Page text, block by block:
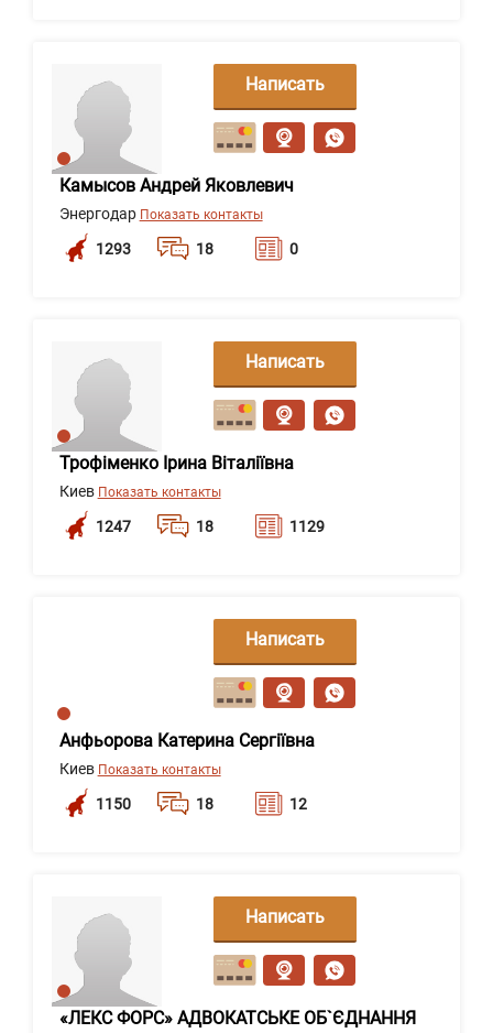
Камысов Андрей Яковлевич
Энергодар Показать контакты
1293 18 0
Написать
сообщение
Трофіменко Ірина Віталіївна
Киев Показать контакты
1247 18 1129
Написать
сообщение
Анфьорова Катерина Сергіївна
Киев Показать контакты
1150 18 12
Написать
сообщение
«ЛЕКС ФОРС» АДВОКАТСЬКЕ ОБ`ЄДНАННЯ
Написать
сообщение